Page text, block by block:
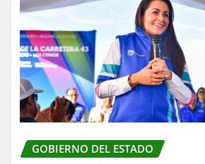
GOBIERNO DEL ESTADO